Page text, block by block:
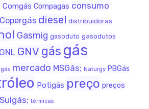
Comgás Compagas consumo
Copergás diesel distribuidoras
Gasmig gasoduto gasodutos
GNL GNV gás gás
mercado MSGás; Naturgy PBGás
Potigás preço preços
Sulgás; térmicas